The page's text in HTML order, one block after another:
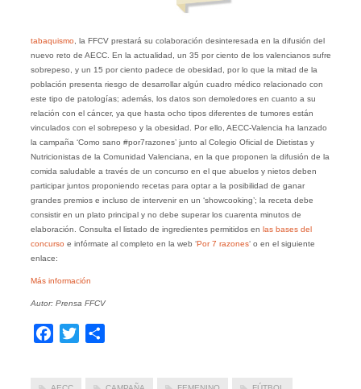
tabaquismo, la FFCV prestará su colaboración desinteresada en la difusión del
nuevo reto de AECC. En la actualidad, un 35 por ciento de los valencianos sufre
sobrepeso, y un 15 por ciento padece de obesidad, por lo que la mitad de la
población presenta riesgo de desarrollar algún cuadro médico relacionado con
este tipo de patologías; además, los datos son demoledores en cuanto a su
relación con el cáncer, ya que hasta ocho tipos diferentes de tumores están
vinculados con el sobrepeso y la obesidad. Por ello, AECC-Valencia ha lanzado
la campaña ‘Como sano #por7razones’ junto al Colegio Oficial de Dietistas y
Nutricionistas de la Comunidad Valenciana, en la que proponen la difusión de la
comida saludable a través de un concurso en el que abuelos y nietos deben
participar juntos proponiendo recetas para optar a la posibilidad de ganar
grandes premios e incluso de intervenir en un ‘showcooking’; la receta debe
consistir en un plato principal y no debe superar los cuarenta minutos de
elaboración. Consulta el listado de ingredientes permitidos en las bases del
concursoe infórmate al completo en la web ‘Por 7 razones‘ o en el siguiente
enlace:
Más información
Autor: Prensa FFCV
Facebook
Twitter